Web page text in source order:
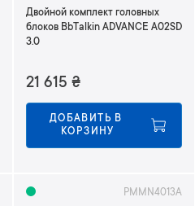
Двойной комплект головных
блоков BbTalkin ADVANCE A02SD
3.0
21 615 ₴
ДОБАВИТЬ В
КОРЗИНУ
PMMN4013A